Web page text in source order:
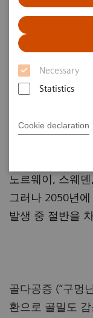
Necessary
Statistics
Cookie declaration
골전환
골다공증은 수
계적으로 급격
공증 치료로 인
노르웨이, 스웨
그러나 2050년
발생 중 절반을
골다공증 (“구멍
환으로 골밀도